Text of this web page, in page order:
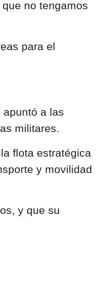
no tengamos
para el
a las
militares.
flota estratégica
y movilidad
y que su